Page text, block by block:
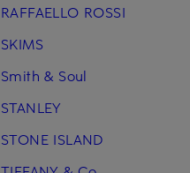
RAFFAELLO ROSSI
SKIMS
Smith & Soul
STANLEY
STONE ISLAND